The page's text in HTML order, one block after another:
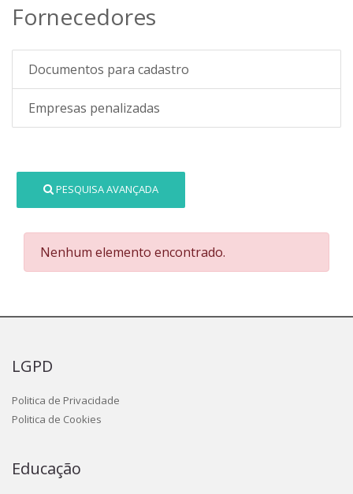
Fornecedores
Documentos para cadastro
Empresas penalizadas
PESQUISA AVANÇADA
Nenhum elemento encontrado.
LGPD
Politica de Privacidade
Politica de Cookies
Educação